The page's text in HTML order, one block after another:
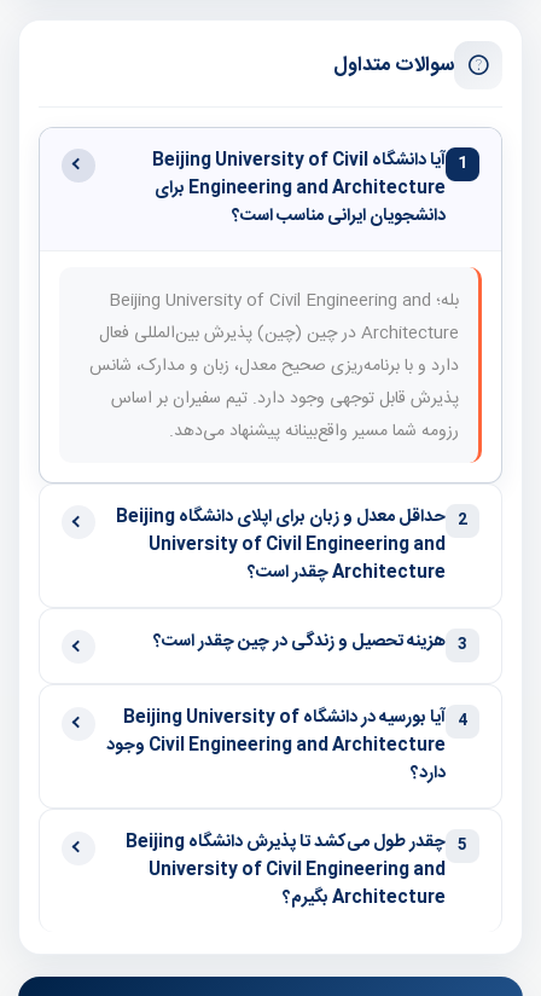
سوالات متداول
1
آیا دانشگاه Beijing University of Civil
Engineering and Architecture برای
دانشجویان ایرانی مناسب است؟
بله؛ Beijing University of Civil Engineering and
Architecture در چین (چین) پذیرش بین‌المللی فعال
دارد و با برنامه‌ریزی صحیح معدل، زبان و مدارک، شانس
پذیرش قابل توجهی وجود دارد. تیم سفیران بر اساس
رزومه شما مسیر واقع‌بینانه پیشنهاد می‌دهد.
2
حداقل معدل و زبان برای اپلای دانشگاه Beijing
University of Civil Engineering and
Architecture چقدر است؟
3 هزینه تحصیل و زندگی در چین چقدر است؟
4
آیا بورسیه در دانشگاه Beijing University of
Civil Engineering and Architecture وجود
دارد؟
5
چقدر طول می‌کشد تا پذیرش دانشگاه Beijing
University of Civil Engineering and
Architecture بگیرم؟